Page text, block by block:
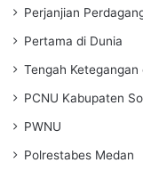
Perjanjian
Pertama di Dunia
Tengah Ketegangan
PCNU Kabupaten
PWNU
Polrestabes Medan